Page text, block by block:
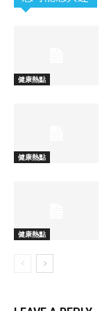
健康熱點
健康熱點
健康熱點